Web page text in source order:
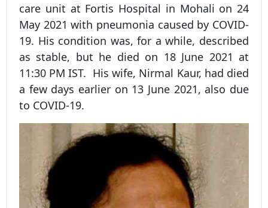
care unit at Fortis Hospital in Mohali on 24
May 2021 with pneumonia caused by COVID-
19. His condition was, for a while, described
as stable, but he died on 18 June 2021 at
11:30 PM IST. His wife, Nirmal Kaur, had died
a few days earlier on 13 June 2021, also due
to COVID-19.